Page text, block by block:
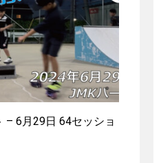
– 6月29日 64セッショ